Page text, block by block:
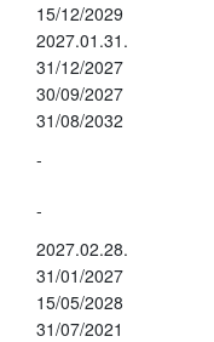
15/12/2029
2027.01.31.
31/12/2027
30/09/2027
31/08/2032
-
-
2027.02.28.
31/01/2027
15/05/2028
31/07/2021